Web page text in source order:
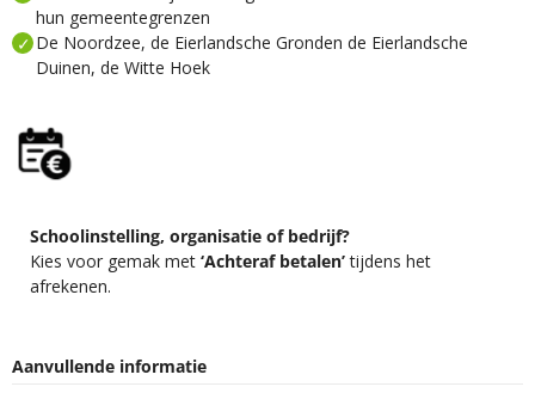
hun gemeentegrenzen
De Noordzee, de Eierlandsche Gronden de Eierlandsche
Duinen, de Witte Hoek
Schoolinstelling, organisatie of bedrijf?
Kies voor gemak met ‘Achteraf betalen’tijdens het
afrekenen.
Aanvullende informatie